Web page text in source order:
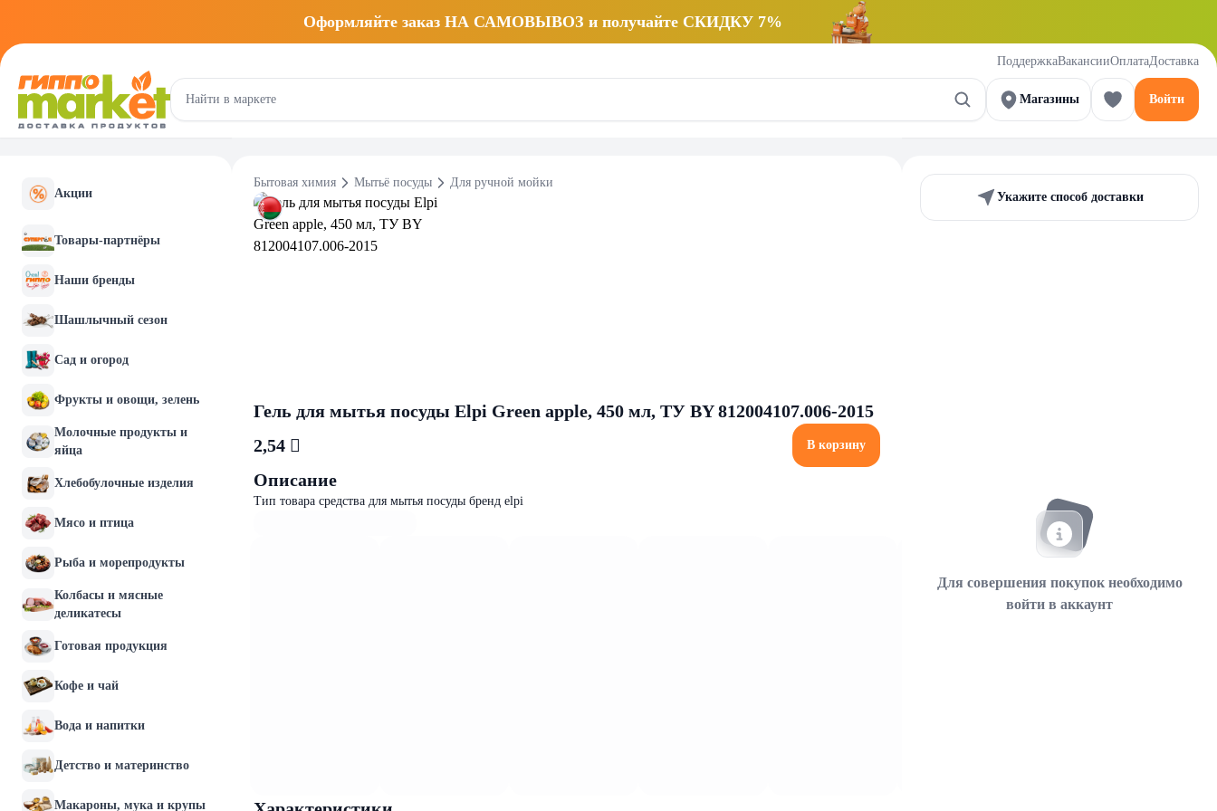
Оформляйте заказ НА САМОВЫВОЗ и получайте СКИДКУ 7%
ПоддержкаВакансииОплатаДоставка
Магазины Войти
Акции
Товары-партнёры
Наши бренды
Шашлычный сезон
Сад и огород
Фрукты и овощи, зелень
Молочные продукты и
яйца
Хлебобулочные изделия
Мясо и птица
Рыба и морепродукты
Колбасы и мясные
деликатесы
Готовая продукция
Кофе и чай
Вода и напитки
Детство и материнство
Макароны, мука и крупы
Бытовая химия Мытьё посуды Для ручной мойки
Гель для мытья посуды Elpi Green apple, 450 мл, ТУ BY 812004107.006-2015
2,54 
В корзину
Описание
Тип товара средства для мытья посуды бренд elpi
Укажите способ доставки
Для совершения покупок необходимо
войти в аккаунт